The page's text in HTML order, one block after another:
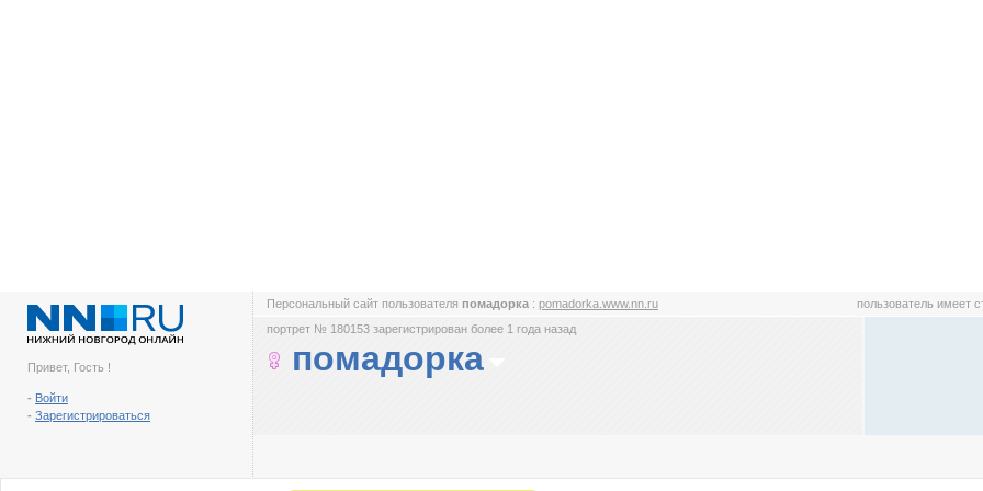
Привет, Гость !
- Войти
- Зарегистрироваться
Персональный сайт пользователя помадорка : pomadorka.www.nn.ru пользователь имеет
портрет № 180153 зарегистрирован более 1 года назад
помадорка